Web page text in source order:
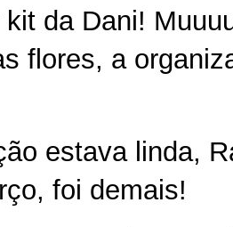
kit da Dani!
flores, a
estava linda,
foi demais!